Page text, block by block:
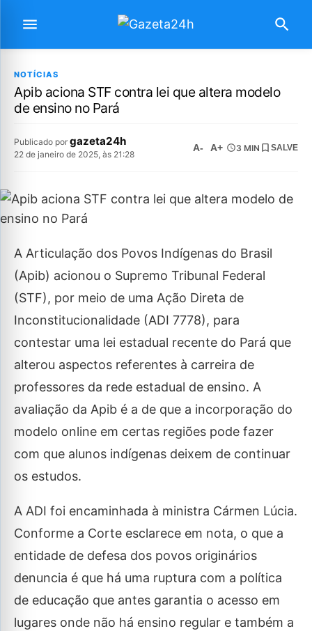
NOTÍCIAS
Apib aciona STF contra lei que altera modelo
de ensino no Pará
Publicado por gazeta24h
22 de janeiro de 2025, às 21:28
A- A+ 3 MIN SALVE
A Articulação dos Povos Indígenas do Brasil
(Apib) acionou o Supremo Tribunal Federal
(STF), por meio de uma Ação Direta de
Inconstitucionalidade (ADI 7778), para
contestar uma lei estadual recente do Pará que
alterou aspectos referentes à carreira de
professores da rede estadual de ensino. A
avaliação da Apib é a de que a incorporação do
modelo online em certas regiões pode fazer
com que alunos indígenas deixem de continuar
os estudos.
A ADI foi encaminhada à ministra Cármen Lúcia.
Conforme a Corte esclarece em nota, o que a
entidade de defesa dos povos originários
denuncia é que há uma ruptura com a política
de educação que antes garantia o acesso em
lugares onde não há ensino regular e também a